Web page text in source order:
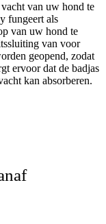
van uw hond te
fungeert als
van uw hond te
van voor
geopend, zodat
ervoor dat de badjas
kan absorberen.